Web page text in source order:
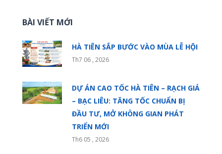
BÀI VIẾT MỚI
HÀ TIÊN SẮP BƯỚC VÀO MÙA LỄ HỘI
Th7 06 , 2026
DỰ ÁN CAO TỐC HÀ TIÊN – RẠCH GIÁ
– BẠC LIÊU: TĂNG TỐC CHUẨN BỊ
ĐẦU TƯ, MỞ KHÔNG GIAN PHÁT
TRIỂN MỚI
Th6 05 , 2026